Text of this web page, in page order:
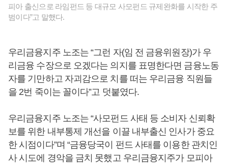
피아 출신으로 라임펀드 등 대규모 사모펀드 규제완화를 시작한 주
범이다”고 말했다.
우리금융지주 노조는 “그런 자(임 전 금융위원장)가 우
리금융 수장으로 오겠다는 의지를 표명한다면 금융노동
자를 기만하고 자괴감으로 치를 떠는 우리금융 직원들
을 2번 죽이는 꼴이다”고 덧붙였다.
우리금융지주 노조는 “사모펀드 사태 등 소비자 신뢰확
보를 위한 내부통제 개선을 이끌 내부출신 인사가 중요
한 시점이다”며 “금융당국이 펀드 사태를 이용한 관치인
사 시도에 경악을 금치 못했고 우리금융지주가 모피아